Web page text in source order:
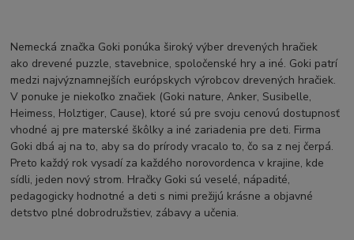
Nemecká značka Goki ponúka široký výber drevených hračiek
ako drevené puzzle, stavebnice, spoločenské hry a iné. Goki patrí
medzi najvýznamnejších európskych výrobcov drevených hračiek.
V ponuke je niekoľko značiek (Goki nature, Anker, Susibelle,
Heimess, Holztiger, Cause), ktoré sú pre svoju cenovú dostupnosť
vhodné aj pre materské škôlky a iné zariadenia pre deti. Firma
Goki dbá aj na to, aby sa do prírody vracalo to, čo sa z nej čerpá.
Preto každý rok vysadí za každého norovordenca v krajine, kde
sídli, jeden nový strom. Hračky Goki sú veselé, nápadité,
pedagogicky hodnotné a deti s nimi prežijú krásne a objavné
detstvo plné dobrodružstiev, zábavy a učenia.